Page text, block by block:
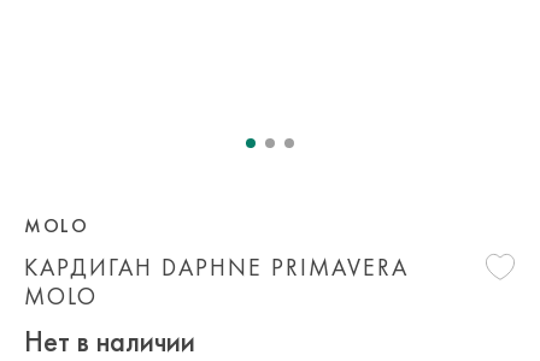
КАРДИГАН DAPHNE PRIMAVERA
MOLO
MOLO
Нет в наличии